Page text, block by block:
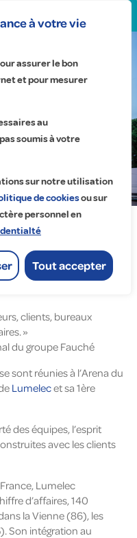
à votre vie
assurer le bon
et pour mesurer
au
soumis à votre
sur notre utilisation
de cookiesou sur
personnel en
Tout accepter
montgolfière, symbole
clients, bureaux
»
du groupe Fauché
sont réunies à l’Arena du
Lumelecet sa 1ère
des équipes, l’esprit
avec les clients
Lumelec
d’affaires, 140
la Vienne (86), les
Son intégration au